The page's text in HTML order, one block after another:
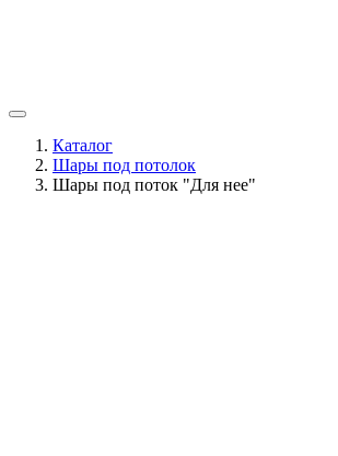
Каталог
Шары под потолок
Шары под поток "Для нее"